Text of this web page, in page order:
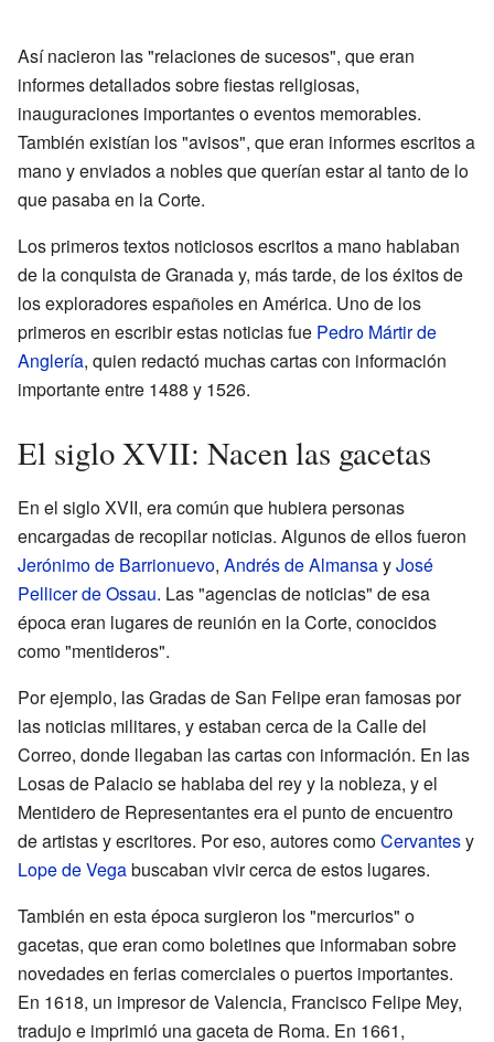
Así nacieron las "relaciones de sucesos", que eran
informes detallados sobre fiestas religiosas,
inauguraciones importantes o eventos memorables.
También existían los "avisos", que eran informes escritos a
mano y enviados a nobles que querían estar al tanto de lo
que pasaba en la Corte.
Los primeros textos noticiosos escritos a mano hablaban
de la conquista de Granada y, más tarde, de los éxitos de
los exploradores españoles en América. Uno de los
primeros en escribir estas noticias fue Pedro Mártir de
Anglería, quien redactó muchas cartas con información
importante entre 1488 y 1526.
El siglo XVII: Nacen las gacetas
En el siglo XVII, era común que hubiera personas
encargadas de recopilar noticias. Algunos de ellos fueron
Jerónimo de Barrionuevo, Andrés de AlmansayJosé
Pellicer de Ossau. Las "agencias de noticias" de esa
época eran lugares de reunión en la Corte, conocidos
como "mentideros".
Por ejemplo, las Gradas de San Felipe eran famosas por
las noticias militares, y estaban cerca de la Calle del
Correo, donde llegaban las cartas con información. En las
Losas de Palacio se hablaba del rey y la nobleza, y el
Mentidero de Representantes era el punto de encuentro
de artistas y escritores. Por eso, autores comoCervantesy
Lope de Vegabuscaban vivir cerca de estos lugares.
También en esta época surgieron los "mercurios" o
gacetas, que eran como boletines que informaban sobre
novedades en ferias comerciales o puertos importantes.
En 1618, un impresor de Valencia, Francisco Felipe Mey,
tradujo e imprimió una gaceta de Roma. En 1661,